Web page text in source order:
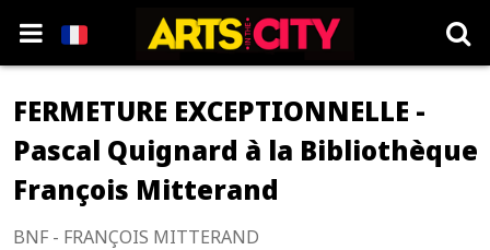
FERMETURE EXCEPTIONNELLE -
Pascal Quignard à la Bibliothèque
François Mitterand
BNF - FRANÇOIS MITTERAND